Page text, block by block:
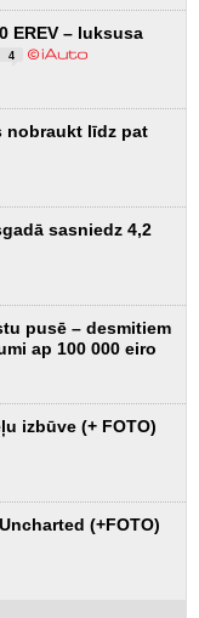
EREV – luksusa
4
nobraukt līdz pat
sasniedz 4,2
pusē – desmitiem
ap 100 000 eiro
izbūve (+ FOTO)
(+FOTO)